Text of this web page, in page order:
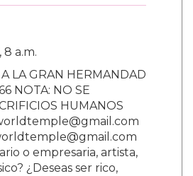
8 a.m.
LA GRAN HERMANDAD
NOTA: NO SE
HUMANOS
o empresaria, artista,
¿Deseas ser rico,